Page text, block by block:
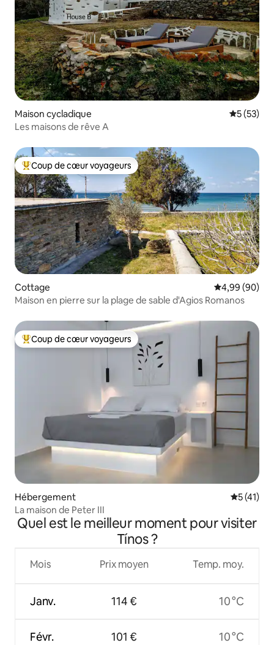
Maison cycladique
5 (53)
Les maisons de rêve A
Coups de cœur voyageurs les plus appréciés
Coup de cœur voyageurs
Cottage Évaluation
4,99 (90)
Maison en pierre sur la plage de sable d'Agios Romanos
Coups de cœur voyageurs les plus appréciés
Coup de cœur voyageurs
Hébergement
5 (41)
La maison de Peter III
Quel est le meilleur moment pour visiter
Tínos ?
Mois
Janv.
Févr.
Prix moyen
114 €
101 €
Temp. moy.
10 °C
10 °C